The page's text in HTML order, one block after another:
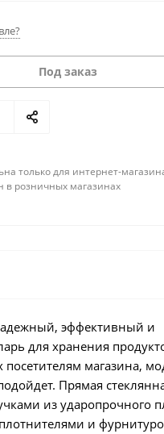
Под заказ
только для интернет-
в розничных магазинах
эффективный и
для хранения
магазина,
Прямая
из ударопрочного
и